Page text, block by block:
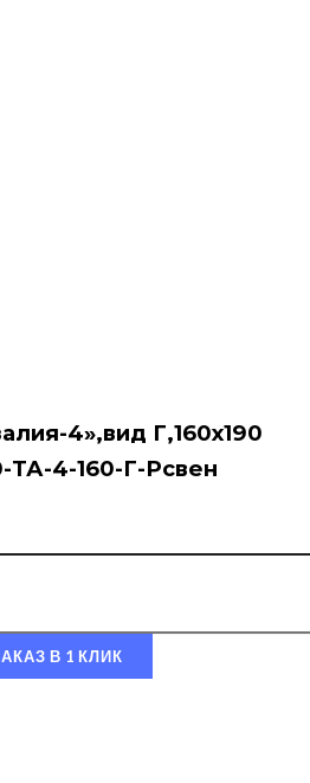
4»,вид Г,160х190
ТА-4-160-Г-Рсвен
В 1 КЛИК